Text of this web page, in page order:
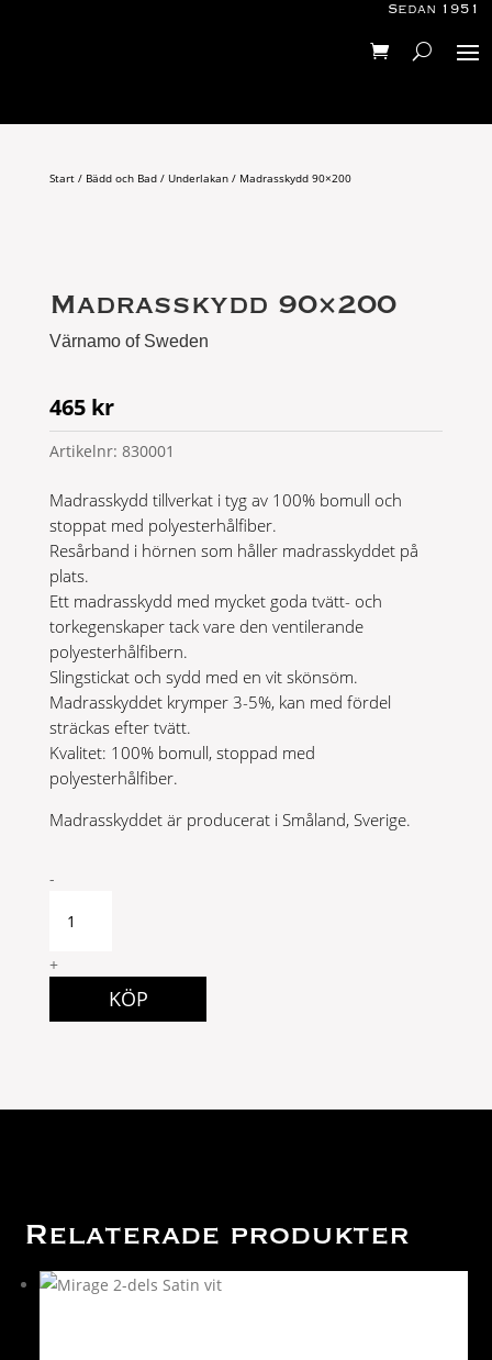
Sedan 1951
Start/ Bädd och Bad/ Underlakan/ Madrasskydd 90×200
Madrasskydd 90×200
Värnamo of Sweden
465 kr
Artikelnr: 830001
Madrasskydd tillverkat i tyg av 100% bomull och
stoppat med polyesterhålfiber.
Resårband i hörnen som håller madrasskyddet på
plats.
Ett madrasskydd med mycket goda tvätt- och
torkegenskaper tack vare den ventilerande
polyesterhålfibern.
Slingstickat och sydd med en vit skönsöm.
Madrasskyddet krymper 3-5%, kan med fördel
sträckas efter tvätt.
Kvalitet: 100% bomull, stoppad med
polyesterhålfiber.
Madrasskyddet är producerat i Småland, Sverige.
Madrasskydd
quantity
-
+
KÖP
Relaterade produkter